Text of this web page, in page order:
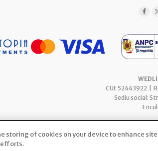
CUI: 52443922 |
Sediu social:
storing of cookies on your device to enhance
efforts.